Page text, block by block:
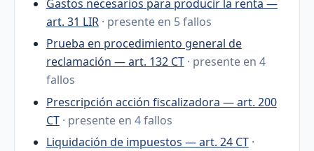
Gastos necesarios para producir la renta —
art. 31 LIR · presente en 5 fallos
Prueba en procedimiento general de
reclamación — art. 132 CT · presente en 4
fallos
Prescripción acción fiscalizadora — art. 200
CT · presente en 4 fallos
Liquidación de impuestos — art. 24 CT ·